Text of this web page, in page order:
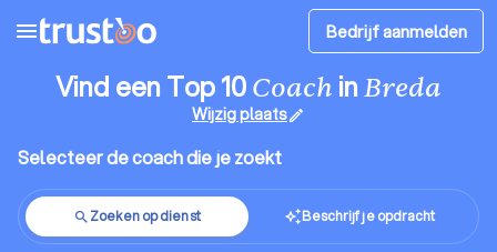
menu Bedrijf aanmelden
Vind een Top 10Coach inBreda
Wijzig plaatsedit
Selecteer de coach die je zoekt
search Zoeken op dienst auto_awesomeBeschrijf je opdracht